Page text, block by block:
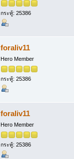
กระทู้: 25386
foraliv11
Hero Member
กระทู้: 25386
foraliv11
Hero Member
กระทู้: 25386